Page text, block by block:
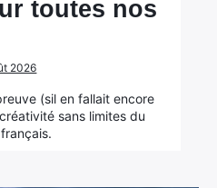
toutes nos
2026
(sil en fallait encore
sans limites du